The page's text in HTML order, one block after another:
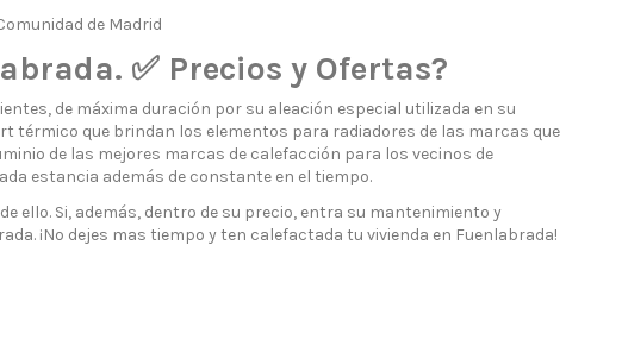
de Madrid
✅ Precios y Ofertas?
de máxima duración por su aleación especial utilizada en su
térmico que brindan los elementos para radiadores de las marcas que
de las mejores marcas de calefacción para los vecinos de
estancia además de constante en el tiempo.
ello. Si, además, dentro de su precio, entra su mantenimiento y
¡No dejes mas tiempo y ten calefactada tu vivienda en Fuenlabrada!